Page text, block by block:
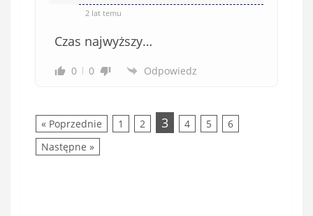
2 lat temu
Czas najwyższy…
0 0 Odpowiedz
« Poprzednie 1 2 3 4 5
6
Następne »